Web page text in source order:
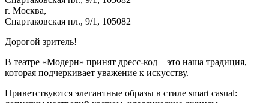
г. Москва,
Спартаковская пл., 9/1, 105082
Дорогой зритель!
В театре «Модерн» принят дресс-код – это наша традиция,
которая подчеркивает уважение к искусству.
Приветствуются элегантные образы в стиле smart casual: